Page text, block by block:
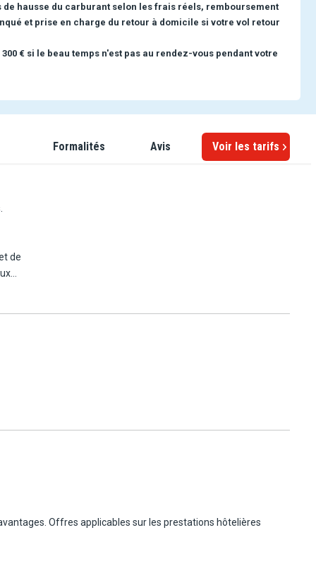
hausse du carburant selon les frais réels, remboursement
et prise en charge du retour à domicile si votre vol retour
€ si le beau temps n'est pas au rendez-vous pendant votre
Formalités Avis Voir les tarifs
de
Offres applicables sur les prestations hôtelières